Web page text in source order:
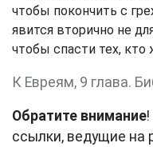
чтобы покончить с
явится вторично не
чтобы спасти тех, кто
К Евреям, 9 глава.
Обратите внимание
ссылки, ведущие на